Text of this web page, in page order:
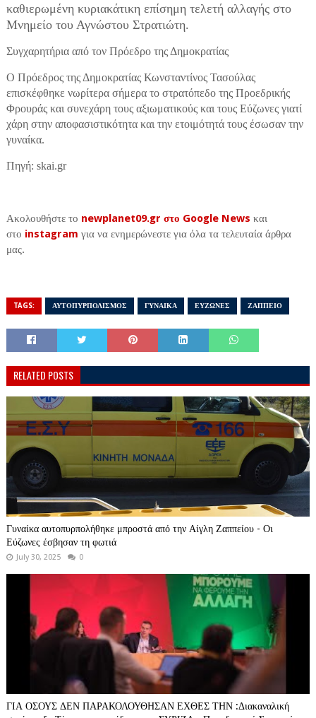
καθιερωμένη κυριακάτικη επίσημη τελετή αλλαγής στο
Μνημείο του Αγνώστου Στρατιώτη.
Συγχαρητήρια από τον Πρόεδρο της Δημοκρατίας
Ο Πρόεδρος της Δημοκρατίας Κωνσταντίνος Τασούλας
επισκέφθηκε νωρίτερα σήμερα το στρατόπεδο της Προεδρικής
Φρουράς και συνεχάρη τους αξιωματικούς και τους Εύζωνες γιατί
χάρη στην αποφασιστικότητα και την ετοιμότητά τους έσωσαν την
γυναίκα.
Πηγή: skai.gr
Ακολουθήστε το newplanet09.gr στο Google News και
στο instagram για να ενημερώνεστε για όλα τα τελευταία άρθρα
μας.
TAGS: ΑΥΤΟΠΥΡΠΟΛΙΣΜΟΣ ΓΥΝΑΙΚΑ ΕΥΖΩΝΕΣ ΖΑΠΠΕΙΟ
RELATED POSTS
Γυναίκα αυτοπυρπολήθηκε μπροστά από την Αίγλη Ζαππείου - Οι
Εύζωνες έσβησαν τη φωτιά
July 30, 2025 0
ΓΙΑ ΟΣΟΥΣ ΔΕΝ ΠΑΡΑΚΟΛΟΥΘΗΣΑΝ ΕΧΘΕΣ ΤΗΝ :Διακαναλική